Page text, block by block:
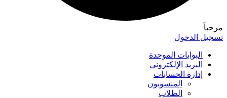
مرحباً
تسجيل الدخول
البوابات الموحدة
البريد الإلكتروني
إدارة الحسابات
المنسوبون
الطلاب